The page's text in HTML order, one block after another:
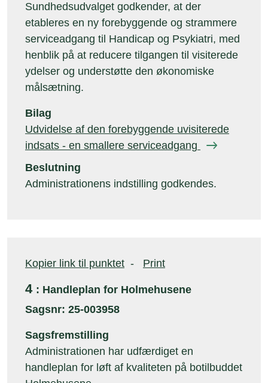
Sundhedsudvalget godkender, at der
etableres en ny forebyggende og strammere
serviceadgang til Handicap og Psykiatri, med
henblik på at reducere tilgangen til visiterede
ydelser og understøtte den økonomiske
målsætning.
Bilag
Udvidelse af den forebyggende uvisiterede
indsats - en smallere serviceadgang
Beslutning
Administrationens indstilling godkendes.
Kopier link til punktet - Print
4 : Handleplan for Holmehusene
Sagsnr: 25-003958
Sagsfremstilling
Administrationen har udfærdiget en
handleplan for løft af kvaliteten på botilbuddet